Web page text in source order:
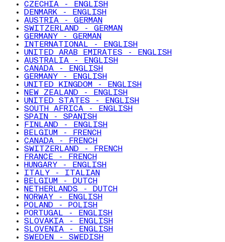
CZECHIA - ENGLISH
DENMARK - ENGLISH
AUSTRIA - GERMAN
SWITZERLAND - GERMAN
GERMANY - GERMAN
INTERNATIONAL - ENGLISH
UNITED ARAB EMIRATES - ENGLISH
AUSTRALIA - ENGLISH
CANADA - ENGLISH
GERMANY - ENGLISH
UNITED KINGDOM - ENGLISH
NEW ZEALAND - ENGLISH
UNITED STATES - ENGLISH
SOUTH AFRICA - ENGLISH
SPAIN - SPANISH
FINLAND - ENGLISH
BELGIUM - FRENCH
CANADA - FRENCH
SWITZERLAND - FRENCH
FRANCE - FRENCH
HUNGARY - ENGLISH
ITALY - ITALIAN
BELGIUM - DUTCH
NETHERLANDS - DUTCH
NORWAY - ENGLISH
POLAND - POLISH
PORTUGAL - ENGLISH
SLOVAKIA - ENGLISH
SLOVENIA - ENGLISH
SWEDEN - SWEDISH